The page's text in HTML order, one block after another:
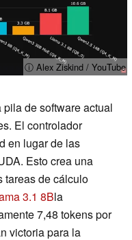
ⓘ Alex Ziskind / YouTube
de software actual
El controlador
en lugar de las
Esto crea una
tareas de cálculo
3.1 8Bla
7,48 tokens por
victoria para la